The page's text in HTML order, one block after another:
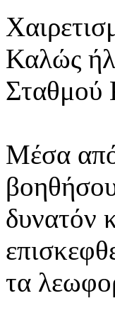
Καλώς
Μέσα από
δυνατόν
τα